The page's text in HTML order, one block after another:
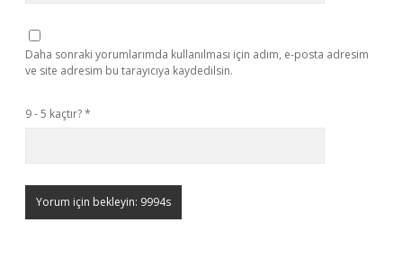
Daha sonraki yorumlarımda kullanılması için adım, e-posta adresim
ve site adresim bu tarayıcıya kaydedilsin.
9 - 5 kaçtır?*